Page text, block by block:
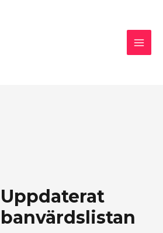
Uppdaterat
banvärdslistan